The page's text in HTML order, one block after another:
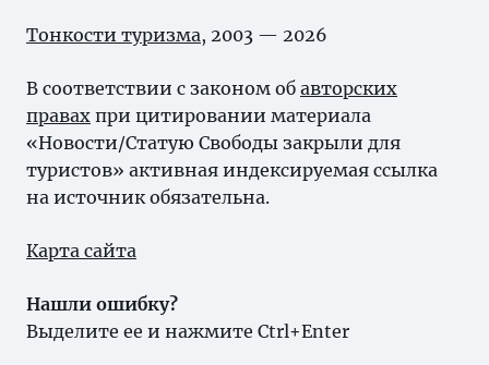
Тонкости туризма, 2003 — 2026
В соответствии с законом об авторских
правах при цитировании материала
«Новости/Статую Свободы закрыли для
туристов» активная индексируемая ссылка
на источник обязательна.
Карта сайта
Нашли ошибку?
Выделите ее и нажмите Ctrl+Enter